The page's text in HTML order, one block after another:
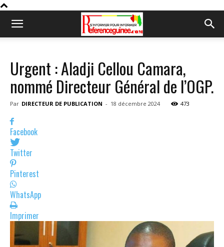
Urgent : Aladji Cellou Camara,
nommé Directeur Général de l’OGP.
Par DIRECTEUR DE PUBLICATION - 18 décembre 2024 473
Facebook
Twitter
Pinterest
WhatsApp
Imprimer